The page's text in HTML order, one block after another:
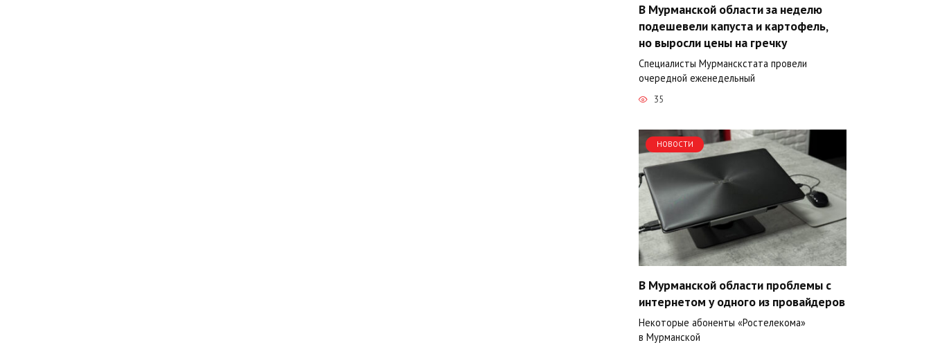
В Мурманской области за неделю
подешевели капуста и картофель,
но выросли цены на гречку
Специалисты Мурманскстата провели
очередной еженедельный
35
НОВОСТИ
В Мурманской области проблемы с
интернетом у одного из провайдеров
Некоторые абоненты «Ростелекома»
в Мурманской